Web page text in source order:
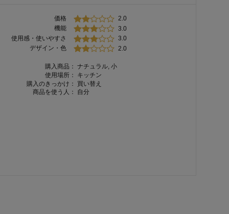
価格
2.0
機能
3.0
使用感・使いやすさ
3.0
デザイン・色
2.0
購入商品： ナチュラル, 小
使用場所：
キッチン
購入のきっかけ：
買い替え
商品を使う人：
自分